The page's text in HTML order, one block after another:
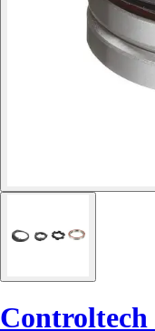
Controltech